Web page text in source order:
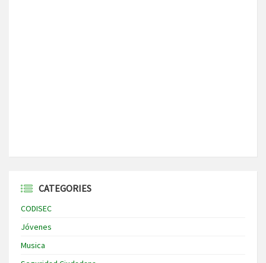
CATEGORIES
CODISEC
Jóvenes
Musica